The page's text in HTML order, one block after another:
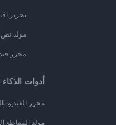
تحرير
مولد نص
محرر
أدوات
محرر الفيديو
مولد المقاطع